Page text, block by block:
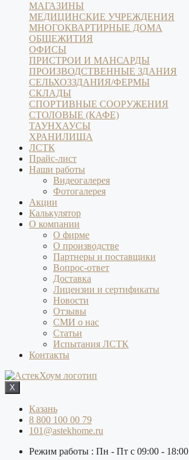
МАГАЗИНЫ
МЕДИЦИНСКИЕ УЧРЕЖДЕНИЯ
МНОГОКВАРТИРНЫЕ ДОМА
ОБЩЕЖИТИЯ
ОФИСЫ
ПРИСТРОИ И МАНСАРДЫ
ПРОИЗВОДСТВЕННЫЕ ЗДАНИЯ
СЕЛЬХОЗЗДАНИЯ/ФЕРМЫ
СКЛАДЫ
СПОРТИВНЫЕ СООРУЖЕНИЯ
СТОЛОВЫЕ (КАФЕ)
ТАУНХАУСЫ
ХРАНИЛИЩА
ЛСТК
Прайс-лист
Наши работы
Видеогалерея
Фотогалерея
Акции
Калькулятор
О компании
О фирме
О производстве
Партнеры и поставщики
Вопрос-ответ
Доставка
Лицензии и сертификаты
Новости
Отзывы
СМИ о нас
Статьи
Испытания ЛСТК
Контакты
X
Казань
8 800 100 00 79
101@astekhome.ru
Режим работы : Пн - Пт с 09:00 - 18:00